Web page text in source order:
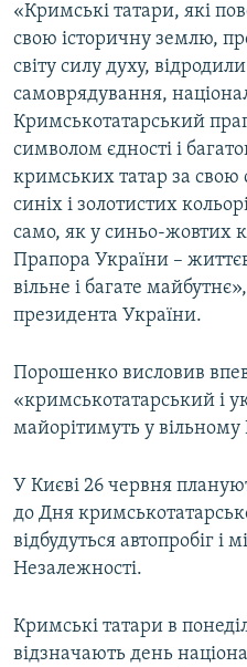
«Кримські татари, які
свою історичну землю,
світу силу духу,
самоврядування,
Кримськотатарський
символом єдності і
кримських татар за свою
синіх і золотистих
само, як у синьо-жовтих
Прапора України –
вільне і багате
президента України.
Порошенко висловив
«кримськотатарський і
майорітимуть у
У Києві 26 червня
до Дня
відбудуться автопробіг і
Незалежності.
Кримські татари в
відзначають день